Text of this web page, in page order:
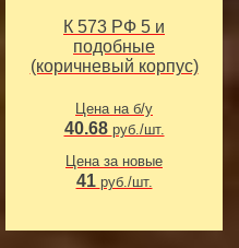
К 573 РФ 5 и
подобные
(коричневый корпус)
Цена на б/у
40.68 руб./шт.
Цена за новые
41 руб./шт.